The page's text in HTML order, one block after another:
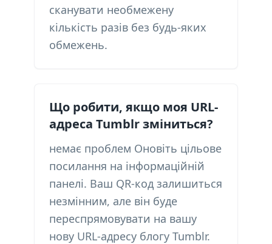
сканувати необмежену
кількість разів без будь-яких
обмежень.
Що робити, якщо моя URL-
адреса Tumblr зміниться?
немає проблем Оновіть цільове
посилання на інформаційній
панелі. Ваш QR-код залишиться
незмінним, але він буде
переспрямовувати на вашу
нову URL-адресу блогу Tumblr.